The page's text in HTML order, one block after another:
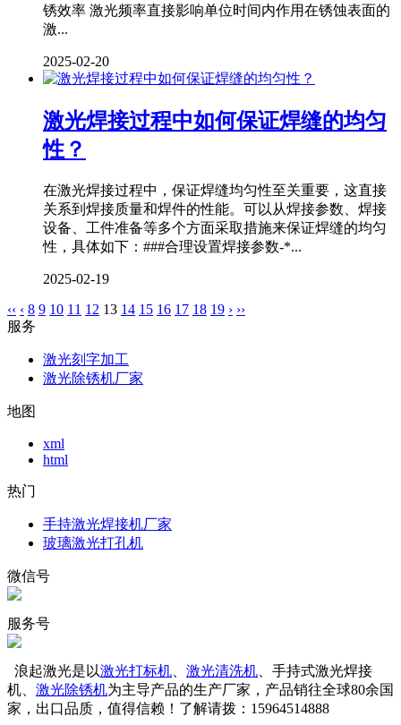
锈效率 激光频率直接影响单位时间内作用在锈蚀表面的
激...
2025-02-20
激光焊接过程中如何保证焊缝的均匀
性？
在激光焊接过程中，保证焊缝均匀性至关重要，这直接
关系到焊接质量和焊件的性能。可以从焊接参数、焊接
设备、工件准备等多个方面采取措施来保证焊缝的均匀
性，具体如下：###合理设置焊接参数-*...
2025-02-19
‹‹ ‹ 8 9 10 11 12 13 14 15 16 17 18 19 › ››
服务
激光刻字加工
激光除锈机厂家
地图
xml
html
热门
手持激光焊接机厂家
玻璃激光打孔机
微信号
服务号
浪起激光是以激光打标机 激光清洗机 、手持式激光焊接
机、 激光除锈机为主导产品的生产厂家，产品销往全球80余国
家，出口品质，值得信赖！了解请拨：15964514888